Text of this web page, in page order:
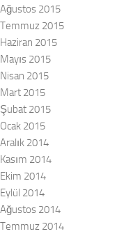
Ağustos 2015
Temmuz 2015
Haziran 2015
Mayıs 2015
Nisan 2015
Mart 2015
Şubat 2015
Ocak 2015
Aralık 2014
Kasım 2014
Ekim 2014
Eylül 2014
Ağustos 2014
Temmuz 2014